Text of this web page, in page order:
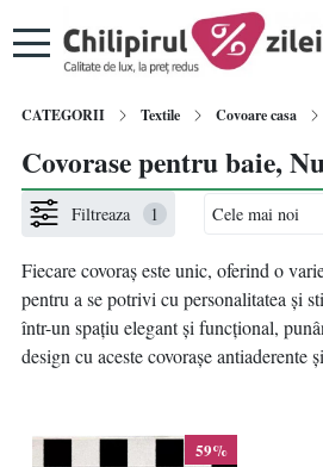
CATEGORII Textile Covoare casa
Covorase pentru baie,
Filtreaza 1
Fiecare covoraș este unic, oferind o
pentru a se potrivi cu personalitatea și
într-un spațiu elegant și funcțional,
design cu aceste covorașe antiaderente
59%